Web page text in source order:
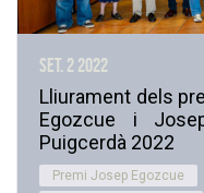
set. 2 2022
Lliurament dels
Egozcue i
Puigcerdà 2022
Premi Josep Egozcue